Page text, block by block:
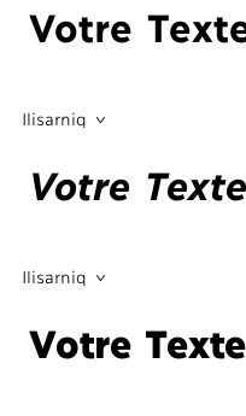
Votre
Ilisarniq
Votre
Ilisarniq
Votre